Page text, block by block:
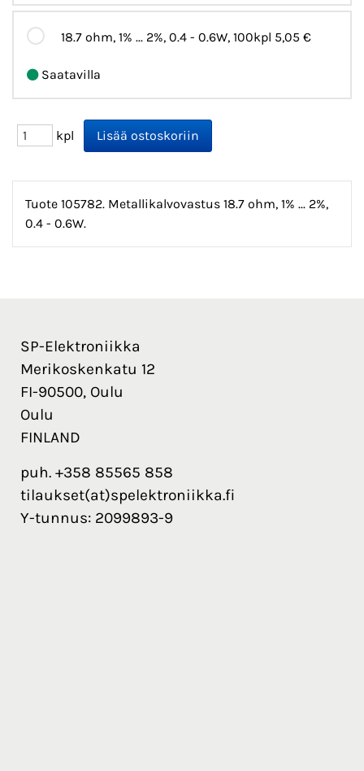
18.7 ohm, 1% ... 2%, 0.4 - 0.6W, 100kpl 5,05 €
Saatavilla
kpl
Tuote 105782. Metallikalvovastus 18.7 ohm, 1% ... 2%,
0.4 - 0.6W.
SP-Elektroniikka
Merikoskenkatu 12
FI-90500, Oulu
Oulu
FINLAND
puh. +358 85565 858
tilaukset(at)spelektroniikka.fi
Y-tunnus: 2099893-9